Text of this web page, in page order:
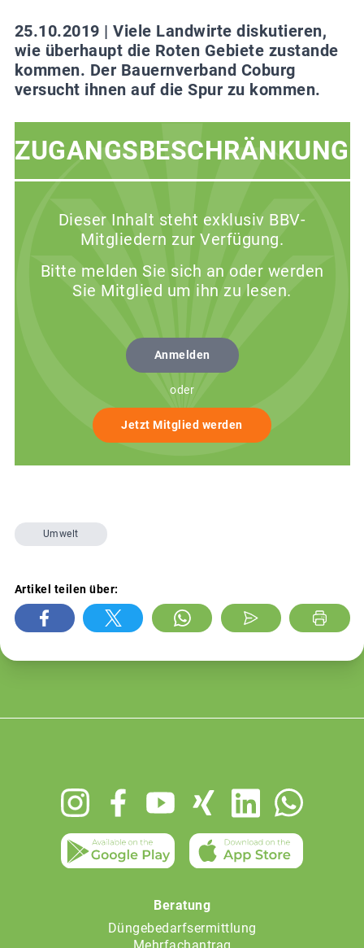
25.10.2019 | Viele Landwirte diskutieren,
wie überhaupt die Roten Gebiete zustande
kommen. Der Bauernverband Coburg
versucht ihnen auf die Spur zu kommen.
ZUGANGSBESCHRÄNKUNG
Dieser Inhalt steht exklusiv BBV-
Mitgliedern zur Verfügung.
Bitte melden Sie sich an oder werden
Sie Mitglied um ihn zu lesen.
Anmelden
oder
Jetzt Mitglied werden
Umwelt
Artikel teilen über:
Beratung
Düngebedarfsermittlung